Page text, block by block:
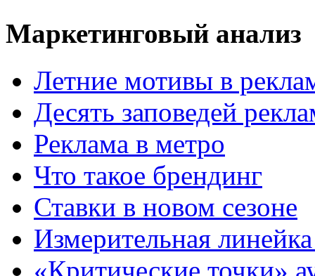
Маркетинговый анализ
Летние мотивы в
Десять заповедей
Реклама в метро
Что такое брендинг
Ставки в новом сезоне
Измерительная
«Критические точки»